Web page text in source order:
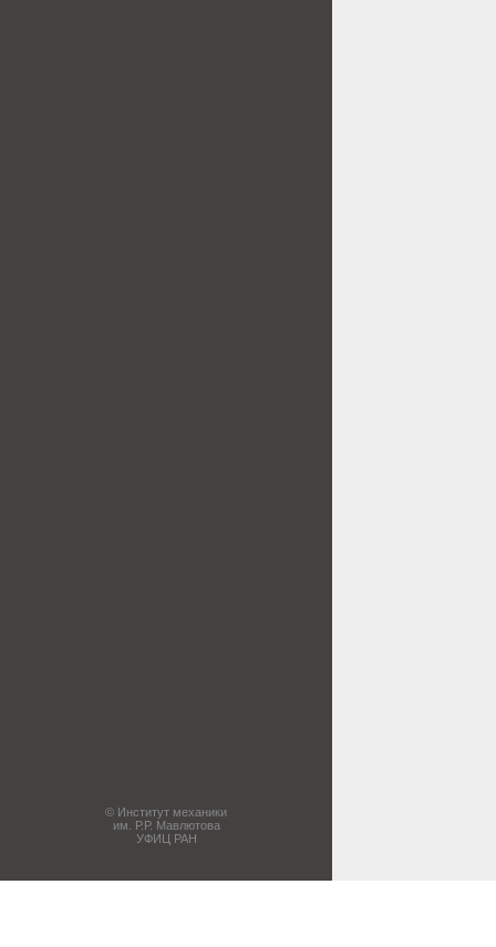
© Институт механики
им. Р.Р. Мавлютова
УФИЦ РАН